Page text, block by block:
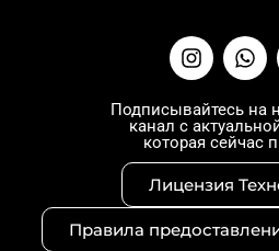
I
n
t
a
g
r
a
m
W
h
t
s
a
p
p
Подписывайтесь на
канал с
которая сейчас
Лицензия
Правила